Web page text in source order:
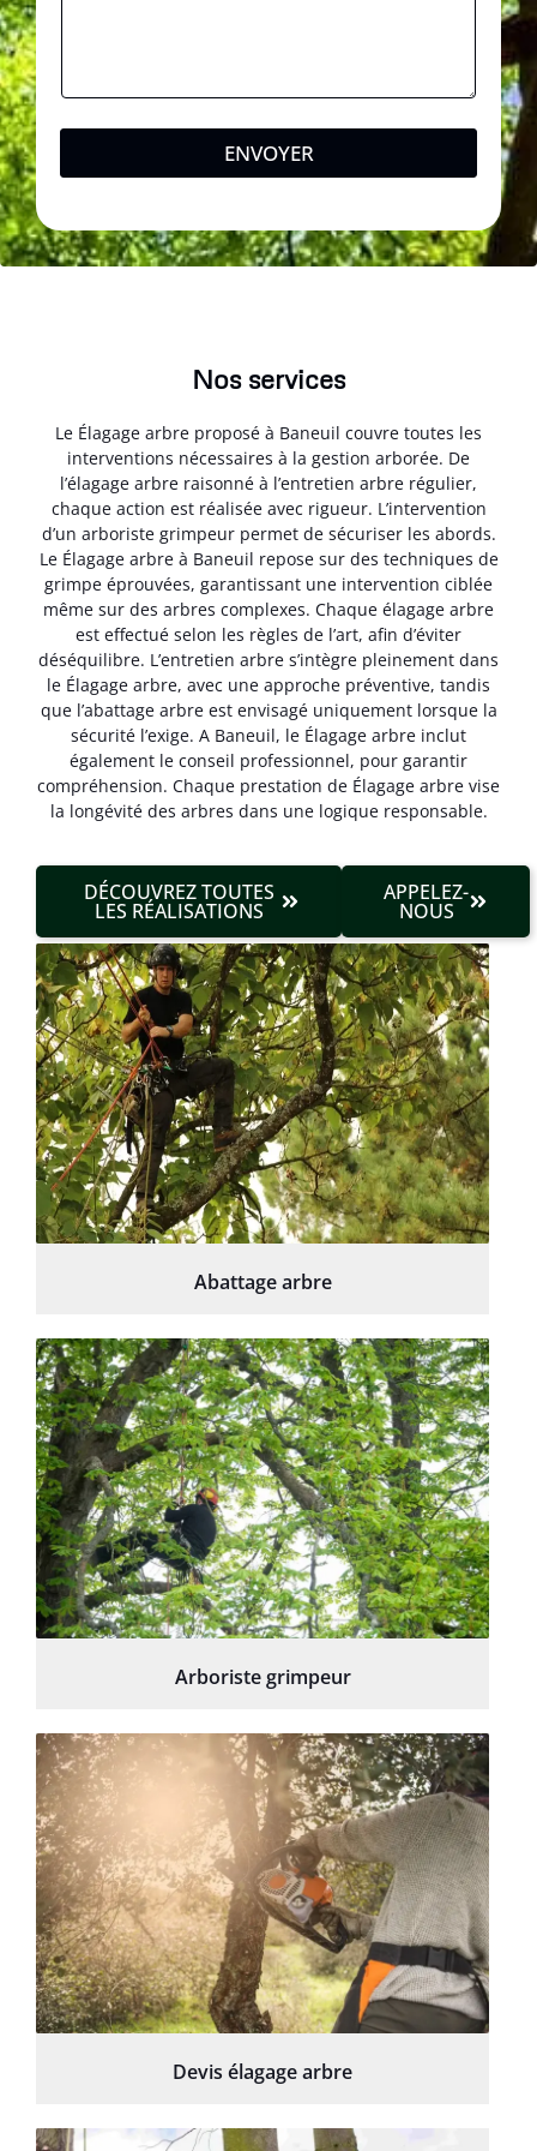
ENVOYER
Nos services
Le Élagage arbre proposé à Baneuil couvre toutes les
interventions nécessaires à la gestion arborée. De
l’élagage arbre raisonné à l’entretien arbre régulier,
chaque action est réalisée avec rigueur. L’intervention
d’un arboriste grimpeur permet de sécuriser les abords.
Le Élagage arbre à Baneuil repose sur des techniques de
grimpe éprouvées, garantissant une intervention ciblée
même sur des arbres complexes. Chaque élagage arbre
est effectué selon les règles de l’art, afin d’éviter
déséquilibre. L’entretien arbre s’intègre pleinement dans
le Élagage arbre, avec une approche préventive, tandis
que l’abattage arbre est envisagé uniquement lorsque la
sécurité l’exige. A Baneuil, le Élagage arbre inclut
également le conseil professionnel, pour garantir
compréhension. Chaque prestation de Élagage arbre vise
la longévité des arbres dans une logique responsable.
DÉCOUVREZ TOUTES
LES RÉALISATIONS
APPELEZ-
NOUS
Abattage arbre
Arboriste grimpeur
Devis élagage arbre